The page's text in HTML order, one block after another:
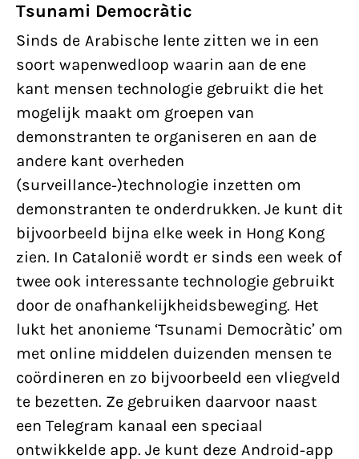
Tsunami Democràtic
Sinds de Arabische lente zitten we in een
soort wapenwedloop waarin aan de ene
kant mensen technologie gebruikt die het
mogelijk maakt om groepen van
demonstranten te organiseren en aan de
andere kant overheden
(surveillance-)technologie inzetten om
demonstranten te onderdrukken. Je kunt dit
bijvoorbeeld bijna elke week in Hong Kong
zien. In Catalonië wordt er sinds een week of
twee ook interessante technologie gebruikt
door de onafhankelijkheidsbeweging. Het
lukt het anonieme ‘Tsunami Democràtic’ om
met online middelen duizenden mensen te
coördineren en zo bijvoorbeeld een vliegveld
te bezetten. Ze gebruiken daarvoor naast
een Telegram kanaal een speciaal
ontwikkelde app. Je kunt deze Android-app